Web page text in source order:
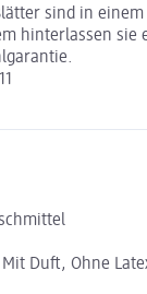
sind in
hinterlassen sie
Duft, Ohne